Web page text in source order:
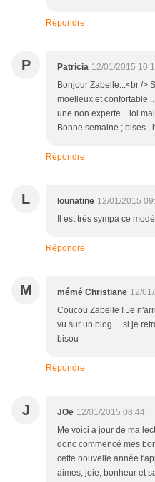
Répondre
P Patricia 12/01/2015
Bonjour Zabelle...<br />
moelleux et
une non experte....lol
Bonne semaine ; bises ,
Répondre
L lounatine 12/01/2015
Il est très sympa ce
Répondre
M mémé Christiane 12/
Coucou Zabelle ! Je
vu sur un blog ... si je
bisou
Répondre
J JOe 12/01/2015 08:44
Me voici à jour de ma
donc commencé mes
cette nouvelle année
aimes, joie, bonheur et